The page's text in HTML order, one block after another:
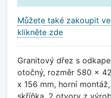
Můžete také zakoupit
klikněte zde
Granitový dřez s
otočný, rozměr 580 x
x 156 mm, horní